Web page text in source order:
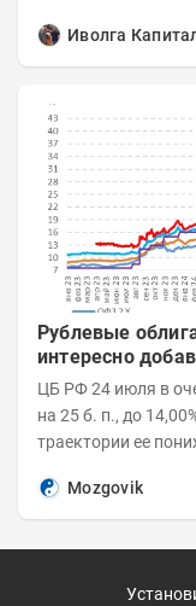
Иволга
Рублевые
интересно
ЦБ РФ 24 июля в
на 25 б. п., до
траектории ее
Mozgovik